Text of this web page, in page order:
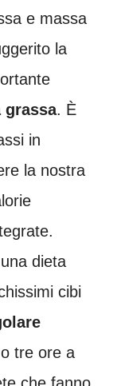
e massa
la
grassa. È
in
la nostra
dieta
cibi
tre ore a
che fanno